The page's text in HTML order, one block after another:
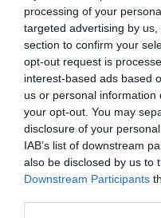
processing of your
targeted advertising by
section to confirm your
opt-out request is
interest-based ads based
us or personal
your opt-out. You may
disclosure of your
IAB’s list of downstream
also be disclosed by us to
Downstream Participants
Νέοι
Tags
ΒΙΤΣΕΝΤΖΟΣ ΚΟΡΝΑΡΟΣ
ΔΩΡΕΑΝ ΕΚΔΗΛΩΣΕΙΣ
ΠΟΛΙΤΙΣΤΙΚΟ ΙΔΡΥΜΑ ΟΜΙΛΟΥ
Newsletter